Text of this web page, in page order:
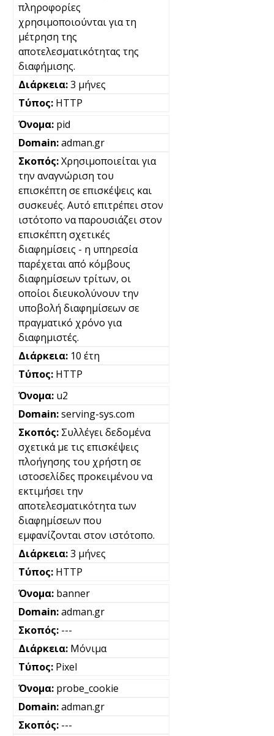
πληροφορίες
χρησιμοποιούνται για τη
μέτρηση της
αποτελεσματικότητας της
διαφήμισης.
3 μήνες
HTTP
pid
adman.gr
Χρησιμοποιείται για
την αναγνώριση του
επισκέπτη σε επισκέψεις και
συσκευές. Αυτό επιτρέπει στον
ιστότοπο να παρουσιάζει στον
επισκέπτη σχετικές
διαφημίσεις - η υπηρεσία
παρέχεται από κόμβους
διαφημίσεων τρίτων, οι
οποίοι διευκολύνουν την
υποβολή διαφημίσεων σε
πραγματικό χρόνο για
διαφημιστές.
10 έτη
HTTP
u2
serving-sys.com
Συλλέγει δεδομένα
σχετικά με τις επισκέψεις
πλοήγησης του χρήστη σε
ιστοσελίδες προκειμένου να
εκτιμήσει την
αποτελεσματικότητα των
διαφημίσεων που
εμφανίζονται στον ιστότοπο.
3 μήνες
HTTP
banner
adman.gr
---
Μόνιμα
Pixel
probe_cookie
adman.gr
---